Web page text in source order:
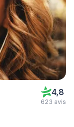
4,8
623 avis